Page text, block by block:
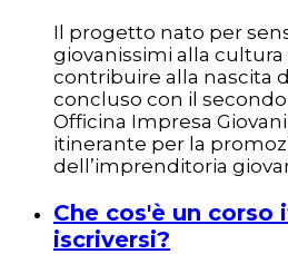
Il progetto nato per
giovanissimi alla cultura
contribuire alla nascita
concluso con il
Officina Impresa Giovani
itinerante per la
dell’imprenditoria
Che cos'è un corso
iscriversi?